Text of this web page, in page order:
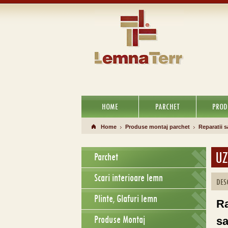
HOME PARCHET
Home Produse montaj parchet Reparatii
Parchet
Scari interioare lemn
Plinte, Glafuri lemn
Produse Montaj